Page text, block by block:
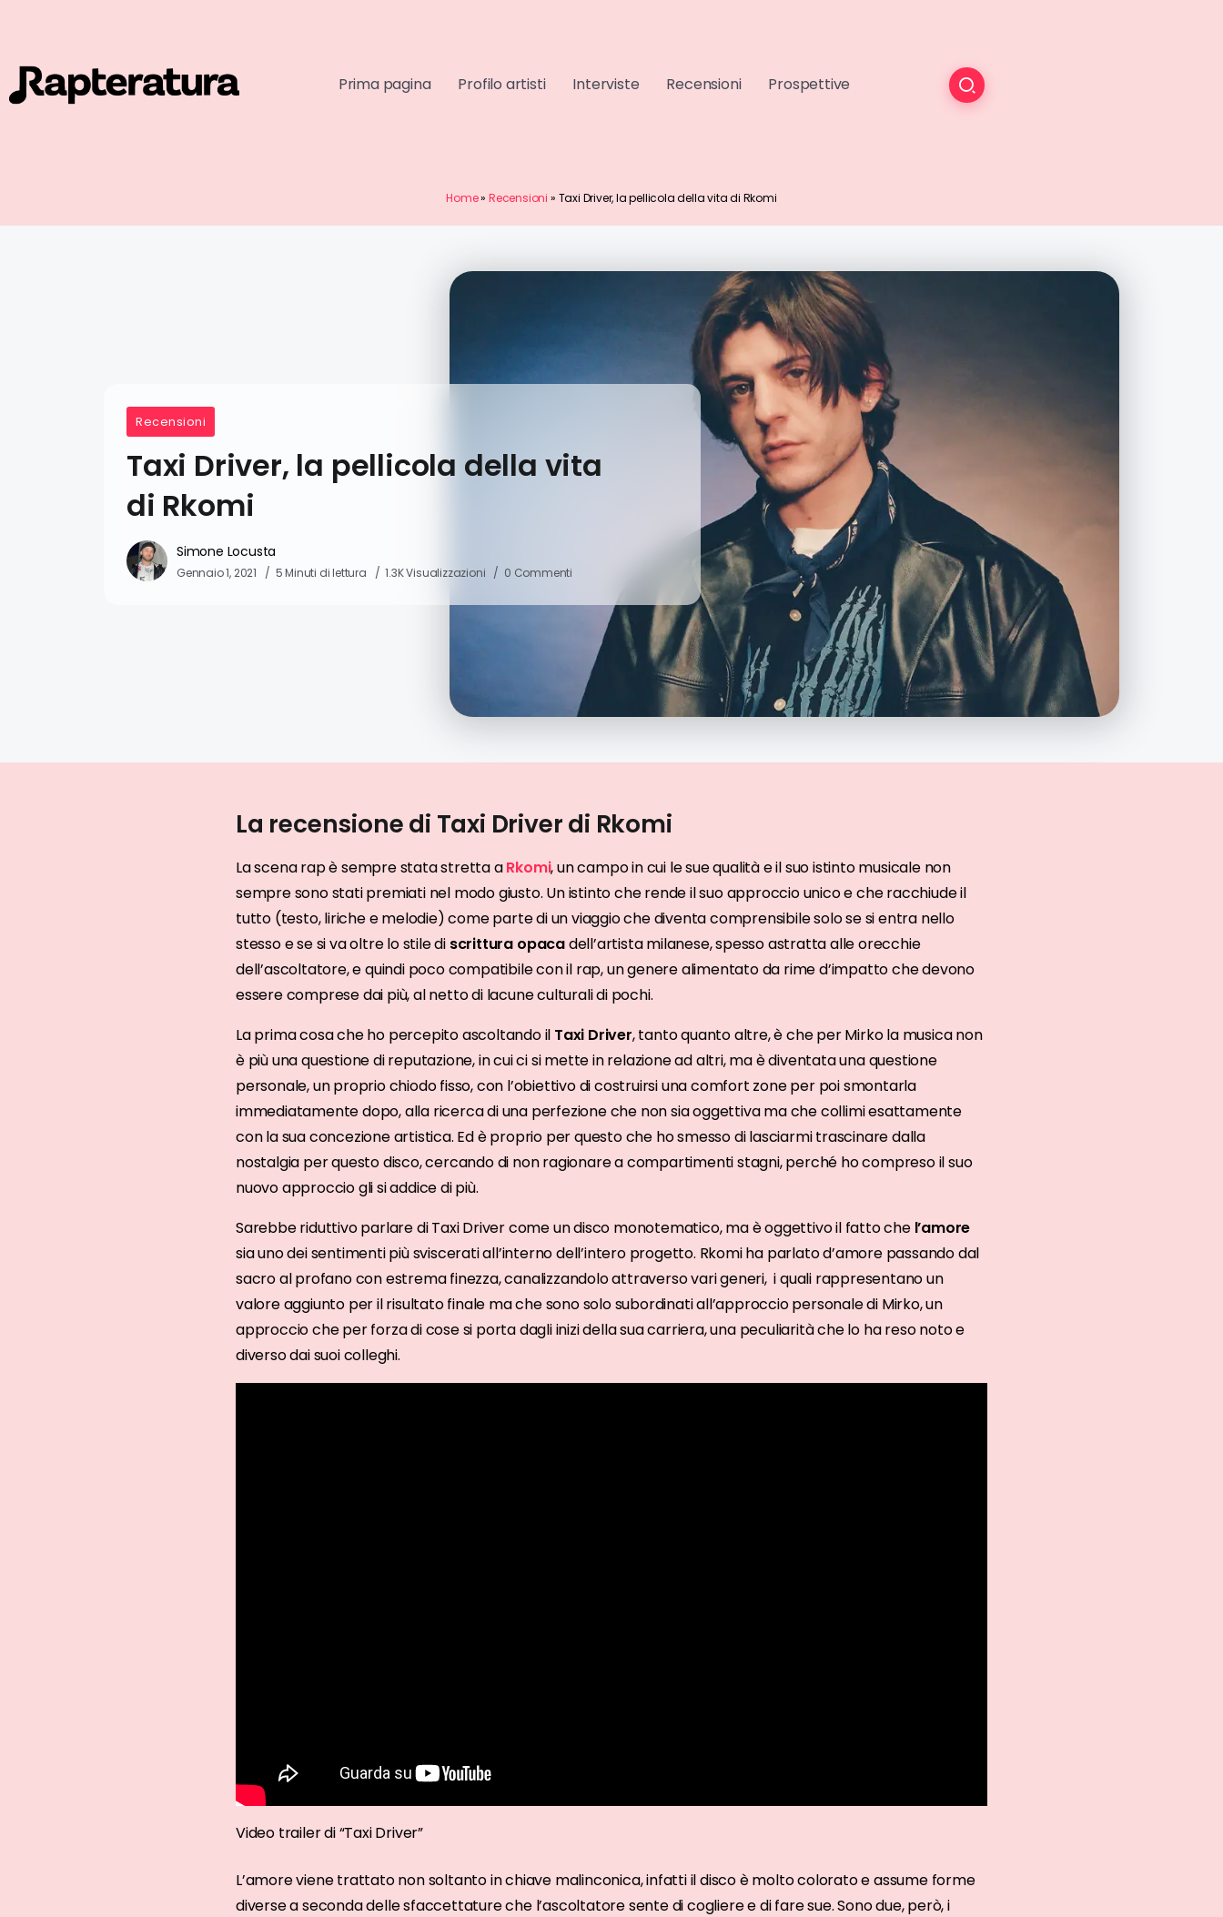
Prima pagina Profilo artisti Interviste Recensioni Prospettive
Home»Recensioni » Taxi Driver, la pellicola della vita di Rkomi
Recensioni
Taxi Driver, la pellicola della vita
di Rkomi
Simone Locusta
Gennaio 1, 2021 5 Minuti di lettura 1.3K Visualizzazioni 0 Commenti
La recensione di Taxi Driver di Rkomi
La scena rap è sempre stata stretta aRkomi, un campo in cui le sue qualità e il suo istinto musicale non
sempre sono stati premiati nel modo giusto. Un istinto che rende il suo approccio unico e che racchiude il
tutto (testo, liriche e melodie) come parte di un viaggio che diventa comprensibile solo se si entra nello
stesso e se si va oltre lo stile di scrittura opacadell’artista milanese, spesso astratta alle orecchie
dell’ascoltatore, e quindi poco compatibile con il rap, un genere alimentato da rime d’impatto che devono
essere comprese dai più, al netto di lacune culturali di pochi.
La prima cosa che ho percepito ascoltando il Taxi Driver, tanto quanto altre, è che per Mirko la musica non
è più una questione di reputazione, in cui ci si mette in relazione ad altri, ma è diventata una questione
personale, un proprio chiodo fisso, con l’obiettivo di costruirsi una comfort zone per poi smontarla
immediatamente dopo, alla ricerca di una perfezione che non sia oggettiva ma che collimi esattamente
con la sua concezione artistica. Ed è proprio per questo che ho smesso di lasciarmi trascinare dalla
nostalgia per questo disco, cercando di non ragionare a compartimenti stagni, perché ho compreso il suo
nuovo approccio gli si addice di più.
Sarebbe riduttivo parlare di Taxi Driver come un disco monotematico, ma è oggettivo il fatto che l’amore
sia uno dei sentimenti più sviscerati all’interno dell’intero progetto. Rkomi ha parlato d’amore passando dal
sacro al profano con estrema finezza, canalizzandolo attraverso vari generi, i quali rappresentano un
valore aggiunto per il risultato finale ma che sono solo subordinati all’approccio personale di Mirko, un
approccio che per forza di cose si porta dagli inizi della sua carriera, una peculiarità che lo ha reso noto e
diverso dai suoi colleghi.
Video trailer di “Taxi Driver”
L’amore viene trattato non soltanto in chiave malinconica, infatti il disco è molto colorato e assume forme
diverse a seconda delle sfaccettature che l’ascoltatore sente di cogliere e di fare sue. Sono due, però, i